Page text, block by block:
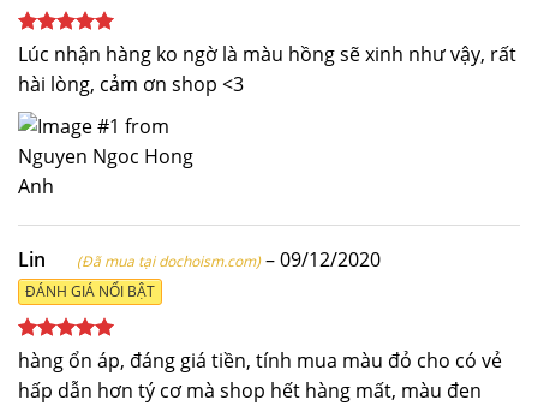
Được xếp
5
sao
Lúc nhận hàng ko ngờ là màu hồng sẽ xinh như vậy, rất
hài lòng, cảm ơn shop <3
Lin (Đã mua tại dochoism.com) –09/12/2020
ĐÁNH GIÁ NỔI BẬT
Được xếp
hạng
sao
hàng ổn áp, đáng giá tiền, tính mua màu đỏ cho có vẻ
hấp dẫn hơn tý cơ mà shop hết hàng mất, màu đen